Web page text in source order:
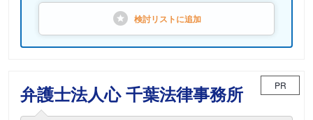
検討リストに追加
弁護士法人心 千葉法律事務所 PR